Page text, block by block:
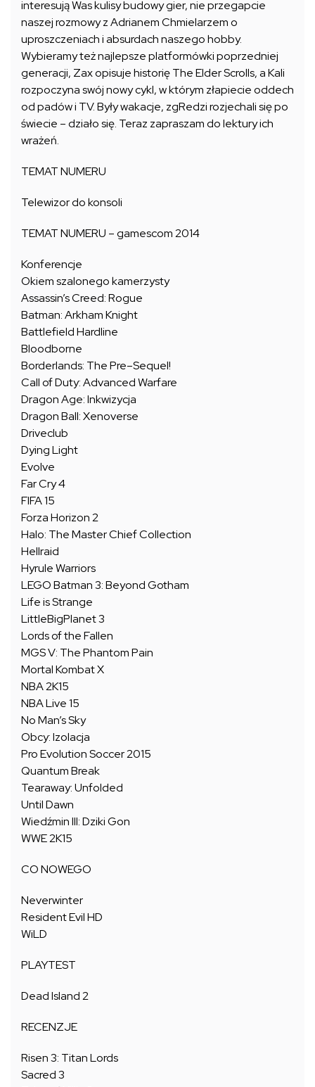
interesują Was kulisy budowy gier, nie przegapcie
naszej rozmowy z Adrianem Chmielarzem o
uproszczeniach i absurdach naszego hobby.
Wybieramy też najlepsze platformówki poprzedniej
generacji, Zax opisuje historię The Elder Scrolls, a Kali
rozpoczyna swój nowy cykl, w którym złapiecie oddech
od padów i TV. Były wakacje, zgRedzi rozjechali się po
świecie – działo się. Teraz zapraszam do lektury ich
wrażeń.
TEMAT NUMERU
Telewizor do konsoli
TEMAT NUMERU – gamescom 2014
Konferencje
Okiem szalonego kamerzysty
Assassin’s Creed: Rogue
Batman: Arkham Knight
Battlefield Hardline
Bloodborne
Borderlands: The Pre–Sequel!
Call of Duty: Advanced Warfare
Dragon Age: Inkwizycja
Dragon Ball: Xenoverse
Driveclub
Dying Light
Evolve
Far Cry 4
FIFA 15
Forza Horizon 2
Halo: The Master Chief Collection
Hellraid
Hyrule Warriors
LEGO Batman 3: Beyond Gotham
Life is Strange
LittleBigPlanet 3
Lords of the Fallen
MGS V: The Phantom Pain
Mortal Kombat X
NBA 2K15
NBA Live 15
No Man’s Sky
Obcy: Izolacja
Pro Evolution Soccer 2015
Quantum Break
Tearaway: Unfolded
Until Dawn
Wiedźmin III: Dziki Gon
WWE 2K15
CO NOWEGO
Neverwinter
Resident Evil HD
WiLD
PLAYTEST
Dead Island 2
RECENZJE
Risen 3: Titan Lords
Sacred 3